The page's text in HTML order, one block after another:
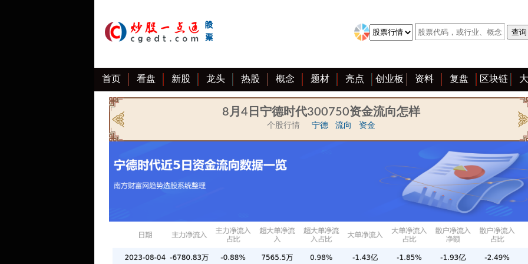
首页 看盘 新股 龙头 热股 概念 题材 亮点 创业板 资料 复盘 区块链
8月4日宁德时代300750资金流向怎样
个股行情 宁德 流向 资金